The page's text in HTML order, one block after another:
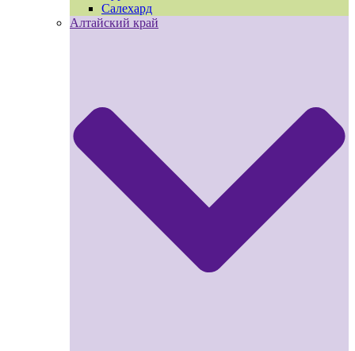
Салехард
Алтайский край